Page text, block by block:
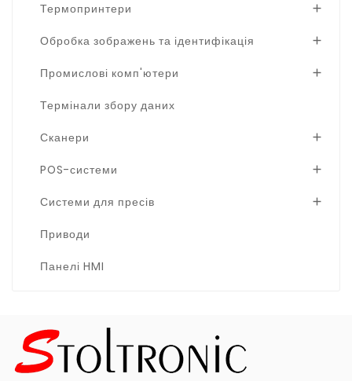
Термопринтери 
Обробка зображень та ідентифікація 
Промислові комп'ютери 
Термінали збору даних
Сканери 
POS-системи 
Системи для пресів 
Приводи
Панелі HMI